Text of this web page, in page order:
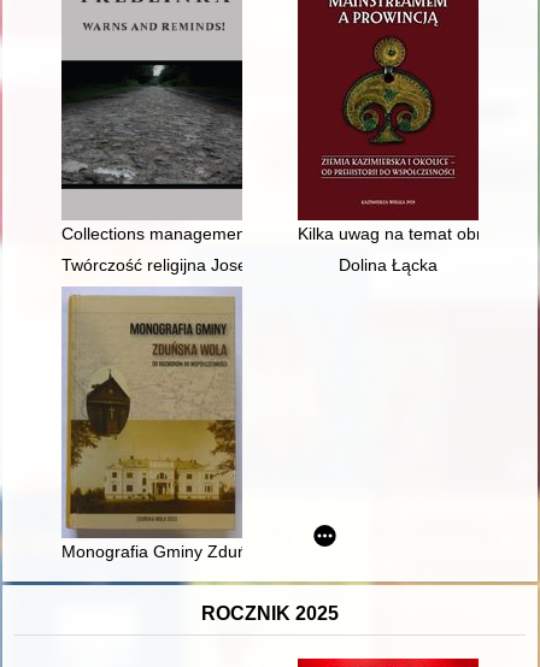
Collections management at the Treblinka Museum
Kilka uwag na temat obrazu
Twórczość religijna Josepha Ignatza Schnabla (1767-1831)
Dolina Łącka
Monografia Gminy Zduńska Wola : od rozbiorów do
ROCZNIK 2025